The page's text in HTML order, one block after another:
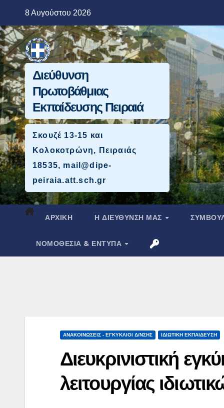
περιεχόμενο
8 Αυγούστου 2026
Διεύθυνση
Πρωτοβάθμιας
Εκπαίδευσης Πειραιά
Σκουζέ 13-15 και
Κολοκοτρώνη, Πειραιάς
18535, mail@dipe-
peiraia.att.sch.gr
ΑΡΧΙΚΉ Η ΔΙΕΥΘΥΝΣΗ ΜΑΣ
ΝΟΜΟΘΕΣΊΑ & ΈΝΤΥΠΑ
ΑΝΑΚΟΙΝΏΣΕΙΣ - ΕΓΚΎΚΛΙΟΙ Δ/ΝΣΗΣ ΙΔΙΩΤΙΚΉ ΕΚΠΑΊΔΕΥΣΗ
Διευκρινιστική
λειτουργίας